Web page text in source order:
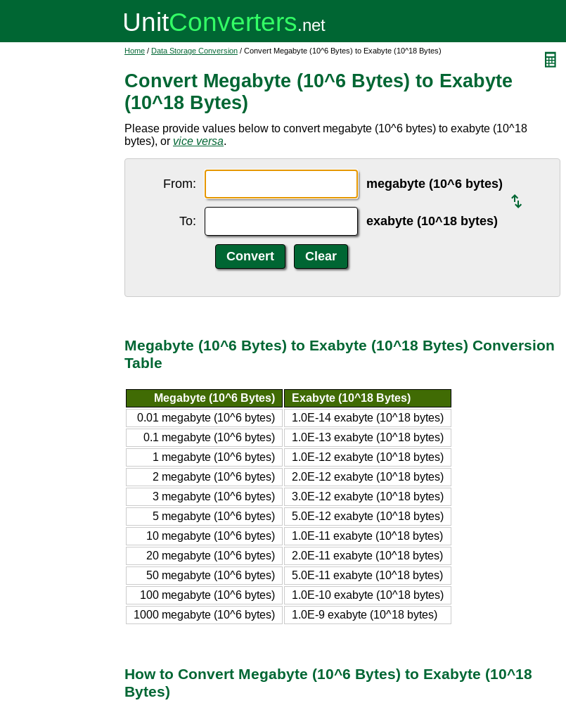
Home / Data Storage Conversion / Convert Megabyte (10^6 Bytes) to Exabyte (10^18 Bytes)
Convert Megabyte (10^6 Bytes) to Exabyte
(10^18 Bytes)
Please provide values below to convert megabyte (10^6 bytes) to exabyte (10^18
bytes), or vice versa.
From: megabyte (10^6 bytes)
To: exabyte (10^18 bytes)
Megabyte (10^6 Bytes) to Exabyte (10^18 Bytes) Conversion
Table
Megabyte (10^6 Bytes)
Exabyte (10^18 Bytes)
0.01 megabyte (10^6 bytes)
1.0E-14 exabyte (10^18 bytes)
0.1 megabyte (10^6 bytes)
1.0E-13 exabyte (10^18 bytes)
1 megabyte (10^6 bytes)
1.0E-12 exabyte (10^18 bytes)
2 megabyte (10^6 bytes)
2.0E-12 exabyte (10^18 bytes)
3 megabyte (10^6 bytes)
3.0E-12 exabyte (10^18 bytes)
5 megabyte (10^6 bytes)
5.0E-12 exabyte (10^18 bytes)
10 megabyte (10^6 bytes)
1.0E-11 exabyte (10^18 bytes)
20 megabyte (10^6 bytes)
2.0E-11 exabyte (10^18 bytes)
50 megabyte (10^6 bytes)
5.0E-11 exabyte (10^18 bytes)
100 megabyte (10^6 bytes)
1.0E-10 exabyte (10^18 bytes)
1000 megabyte (10^6 bytes)
1.0E-9 exabyte (10^18 bytes)
How to Convert Megabyte (10^6 Bytes) to Exabyte (10^18
Bytes)